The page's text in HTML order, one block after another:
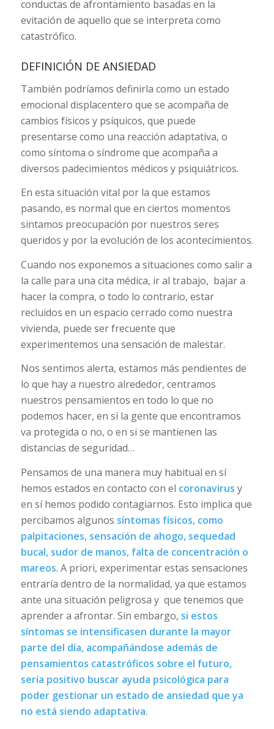
conductas de afrontamiento basadas en la
evitación de aquello que se interpreta como
catastrófico.
DEFINICIÓN DE ANSIEDAD
También podríamos definirla como un estado
emocional displacentero que se acompaña de
cambios físicos y psíquicos, que puede
presentarse como una reacción adaptativa, o
como síntoma o síndrome que acompaña a
diversos padecimientos médicos y psiquiátricos.
En esta situación vital por la que estamos
pasando, es normal que en ciertos momentos
sintamos preocupación por nuestros seres
queridos y por la evolución de los acontecimientos.
Cuando nos exponemos a situaciones como salir a
la calle para una cita médica, ir al trabajo, bajar a
hacer la compra, o todo lo contrario, estar
recluidos en un espacio cerrado como nuestra
vivienda, puede ser frecuente que
experimentemos una sensación de malestar.
Nos sentimos alerta, estamos más pendientes de
lo que hay a nuestro alrededor, centramos
nuestros pensamientos en todo lo que no
podemos hacer, en si la gente que encontramos
va protegida o no, o en si se mantienen las
distancias de seguridad…
Pensamos de una manera muy habitual en sí
hemos estados en contacto con el coronavirus y
en sí hemos podido contagiarnos. Esto implica que
percibamos algunos síntomas físicos, como
palpitaciones, sensación de ahogo, sequedad
bucal, sudor de manos, falta de concentración o
mareos. A priori, experimentar estas sensaciones
entraría dentro de la normalidad, ya que estamos
ante una situación peligrosa y que tenemos que
aprender a afrontar. Sin embargo, si estos
síntomas se intensificasen durante la mayor
parte del día, acompañándose además de
pensamientos catastróficos sobre el futuro,
sería positivo buscar ayuda psicológica para
poder gestionar un estado de ansiedad que ya
no está siendo adaptativa.